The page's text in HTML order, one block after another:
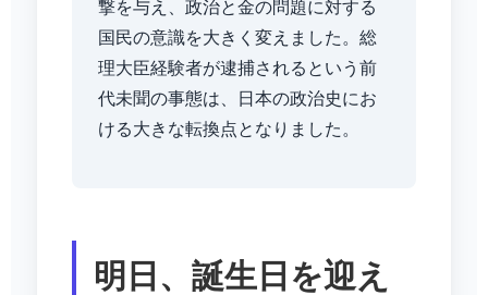
撃を与え、政治と金の問題に対する
国民の意識を大きく変えました。総
理大臣経験者が逮捕されるという前
代未聞の事態は、日本の政治史にお
ける大きな転換点となりました。
明日、誕生日を迎え